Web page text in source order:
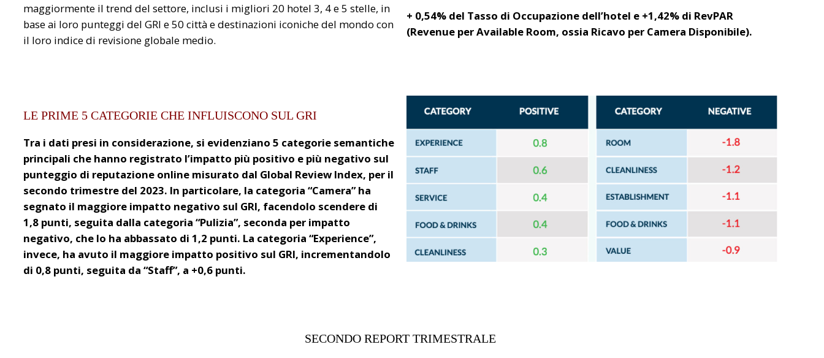
maggiormente il trend del settore, inclusi i migliori 20 hotel 3, 4 e 5 stelle, in
base ai loro punteggi del GRI e 50 città e destinazioni iconiche del mondo con
il loro indice di revisione globale medio.
+ 0,54% del Tasso di Occupazione dell’hotel e +1,42% di RevPAR
(Revenue per Available Room, ossia Ricavo per Camera Disponibile).
LE PRIME 5 CATEGORIE CHE INFLUISCONO SUL GRI
Tra i dati presi in considerazione, si evidenziano 5 categorie semantiche
principali che hanno registrato l’impatto più positivo e più negativo sul
punteggio di reputazione online misurato dal Global Review Index, per il
secondo trimestre del 2023. In particolare, la categoria “Camera” ha
segnato il maggiore impatto negativo sul GRI, facendolo scendere di
1,8 punti, seguita dalla categoria “Pulizia”, seconda per impatto
negativo, che lo ha abbassato di 1,2 punti. La categoria “Experience”,
invece, ha avuto il maggiore impatto positivo sul GRI, incrementandolo
di 0,8 punti, seguita da “Staff”, a +0,6 punti.
SECONDO REPORT TRIMESTRALE